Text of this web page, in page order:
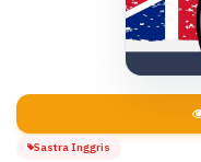
Sastra Inggris